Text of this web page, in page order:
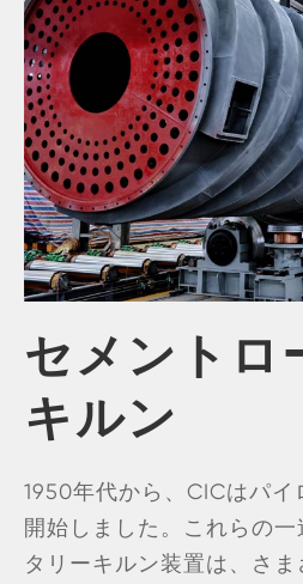
セメントロ
キルン
1950年代から、CICはパイ
開始しました。これらの
タリーキルン装置は、さ